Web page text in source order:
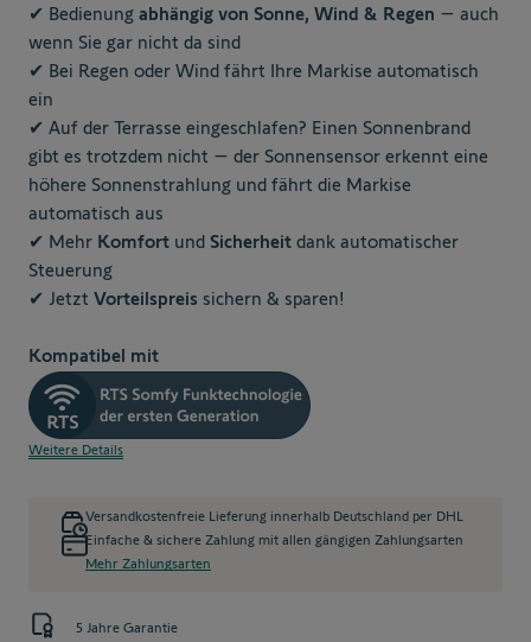
✔ Bedienung abhängig von Sonne, Wind & Regen – auch
wenn Sie gar nicht da sind
✔ Bei Regen oder Wind fährt Ihre Markise automatisch
ein
✔ Auf der Terrasse eingeschlafen? Einen Sonnenbrand
gibt es trotzdem nicht – der Sonnensensor erkennt eine
höhere Sonnenstrahlung und fährt die Markise
automatisch aus
✔ Mehr Komfort und Sicherheit dank automatischer
Steuerung
✔ Jetzt Vorteilspreis sichern & sparen!
Kompatibel mit
Weitere Details
Versandkostenfreie Lieferung innerhalb Deutschland per DHL
Einfache & sichere Zahlung mit allen gängigen Zahlungsarten
Mehr Zahlungsarten
5 Jahre Garantie